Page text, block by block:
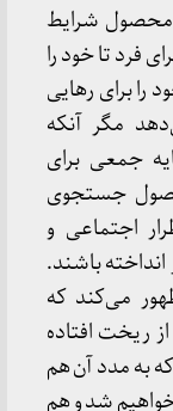
محصول شرایط
فرد تا خود را
برای رهایی
مگر آنکه
جمعی برای
جستجوی
اجتماعی و
باشند.
می‌کند که
ریخت افتاده
به مدد آن هم
شد و هم